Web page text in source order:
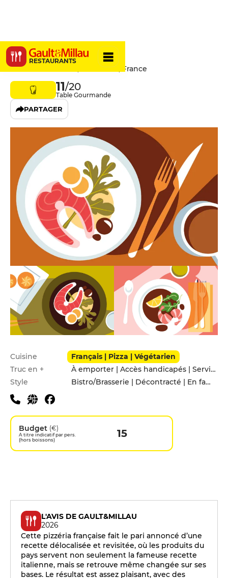
RESTAURANTS
Oxymore
60 Rue Saint-Maur, 75011 Paris, France
11/20
Table Gourmande
PARTAGER
Infos pratiques
Cuisine
Français | Pizza | Végétarien
Truc en +
À emporter | Accès handicapés | Service de livraison
Style
Bistro/Brasserie | Décontracté | En famille | Entre amis
Budget (€)
A titre indicatif par pers.
(hors boissons)
15
L'AVIS DE GAULT&MILLAU
2026
Cette pizzéria française fait le pari annoncé d’une
recette délocalisée et revisitée, où les produits du
pays servent non seulement la fameuse recette
italienne, mais se retrouve même changée sur ses
bases. Le résultat est assez plaisant, avec des